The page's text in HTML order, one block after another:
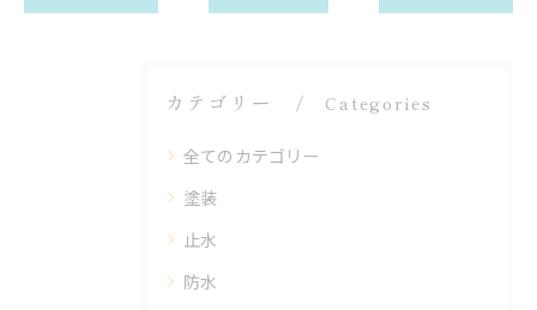
カテゴリー Categories
全てのカテゴリー
塗装
止水
防水